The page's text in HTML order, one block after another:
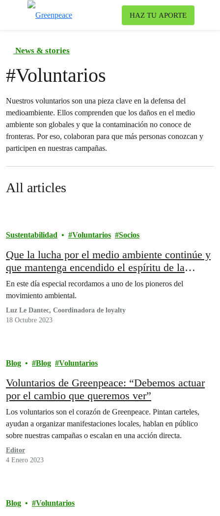
HAZ TU APORTE
News & stories
#Voluntarios
Nuestros voluntarios son una pieza clave en la defensa del
medioambiente. Ellos comprenden que los daños en el medio
ambiente son globales y que la contaminación no conoce de
fronteras. Por eso, colaboran para que más personas conozcan y
participen en nuestras campañas.
All articles
Sustentabilidad Voluntarios Socios
Que la lucha por el medio ambiente continúe y
que mantenga encendido el espíritu de la
rebeldía.
En este día especial recordamos a uno de los pioneros del
movimiento ambiental.
Luz Le Dantec, Coordinadora de loyalty
18 Octubre 2023
Blog Blog Voluntarios
Voluntarios de Greenpeace: “Debemos actuar
por el cambio que queremos ver”
Los voluntarios son el corazón de Greenpeace. Pintan carteles,
ayudan a organizar manifestaciones locales, hablan en público
sobre nuestras campañas o escalan en una acción directa.
Editor
4 Enero 2023
Blog Voluntarios